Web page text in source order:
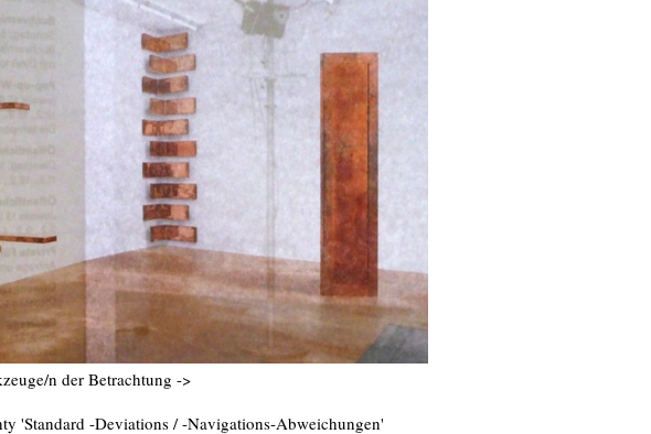
n der Betrachtung ->
'Standard -Deviations / -Navigations-Abweichungen'